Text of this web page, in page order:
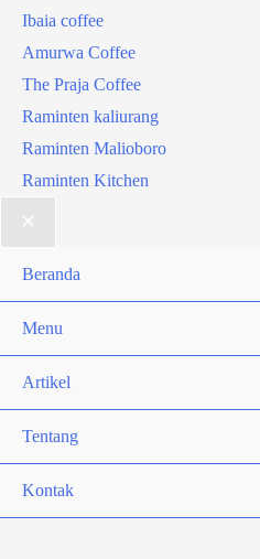
Ibaia coffee
Amurwa Coffee
The Praja Coffee
Raminten kaliurang
Raminten Malioboro
Raminten Kitchen
Beranda
Menu
Artikel
Tentang
Kontak